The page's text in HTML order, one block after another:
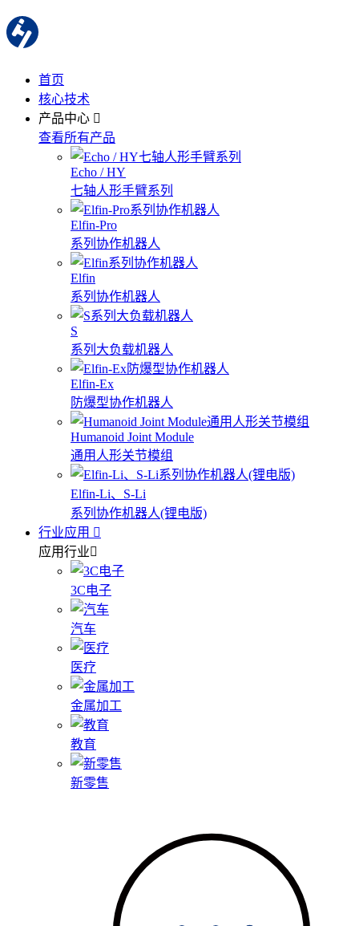
首页
核心技术
产品中心
查看所有产品
Echo / HY
七轴人形手臂系列
Elfin-Pro
系列协作机器人
Elfin
系列协作机器人
S
系列大负载机器人
Elfin-Ex
防爆型协作机器人
Humanoid Joint Module
通用人形关节模组
Elfin-Li、S-Li
系列协作机器人(锂电版)
行业应用
应用行业
3C电子
汽车
医疗
金属加工
教育
新零售